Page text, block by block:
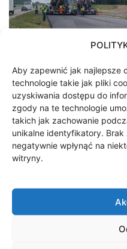
Aby zapewnić jak najlepsze
technologie takie jak pliki
uzyskiwania dostępu do
zgody na te technologie
takich jak zachowanie
unikalne identyfikatory.
negatywnie wpłynąć na
witryny.